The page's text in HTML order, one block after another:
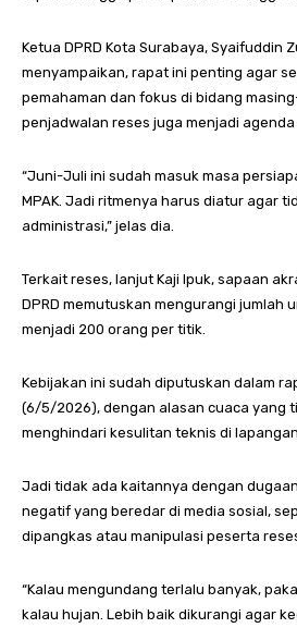
Ketua DPRD Kota Surabaya, Syaifuddin
menyampaikan, rapat ini penting agar
pemahaman dan fokus di bidang
penjadwalan reses juga menjadi agenda
“Juni-Juli ini sudah masuk masa
MPAK. Jadi ritmenya harus diatur agar
administrasi,” jelas dia.
Terkait reses, lanjut Kaji Ipuk, sapaan
DPRD memutuskan mengurangi jumlah
menjadi 200 orang per titik.
Kebijakan ini sudah diputuskan dalam
(6/5/2026), dengan alasan cuaca yang
menghindari kesulitan teknis di lapangan.
Jadi tidak ada kaitannya dengan
negatif yang beredar di media sosial,
dipangkas atau manipulasi peserta
“Kalau mengundang terlalu banyak,
kalau hujan. Lebih baik dikurangi agar